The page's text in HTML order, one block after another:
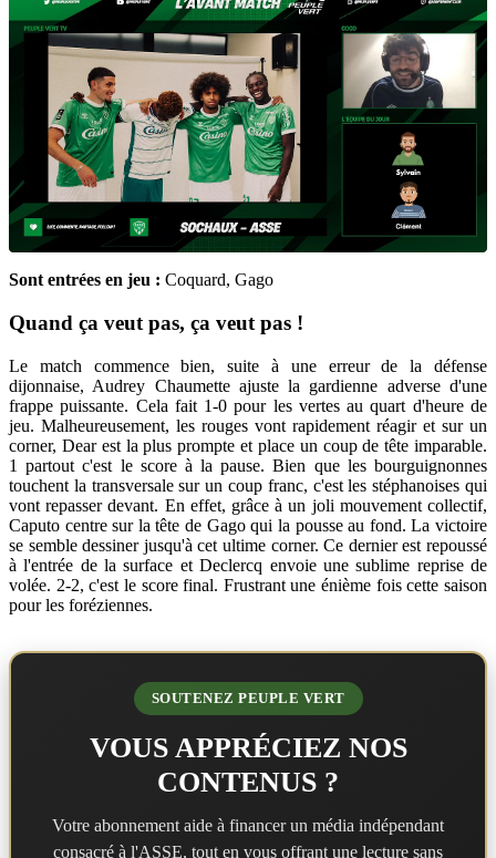
Sont entrées en jeu : Coquard, Gago
Quand ça veut pas, ça veut pas !
Le match commence bien, suite à une erreur de la défense
dijonnaise, Audrey Chaumette ajuste la gardienne adverse d'une
frappe puissante. Cela fait 1-0 pour les vertes au quart d'heure de
jeu. Malheureusement, les rouges vont rapidement réagir et sur un
corner, Dear est la plus prompte et place un coup de tête imparable.
1 partout c'est le score à la pause. Bien que les bourguignonnes
touchent la transversale sur un coup franc, c'est les stéphanoises qui
vont repasser devant. En effet, grâce à un joli mouvement collectif,
Caputo centre sur la tête de Gago qui la pousse au fond. La victoire
se semble dessiner jusqu'à cet ultime corner. Ce dernier est repoussé
à l'entrée de la surface et Declercq envoie une sublime reprise de
volée. 2-2, c'est le score final. Frustrant une énième fois cette saison
pour les foréziennes.
SOUTENEZ PEUPLE VERT
VOUS APPRÉCIEZ NOS
CONTENUS ?
Votre abonnement aide à financer un média indépendant
consacré à l'ASSE, tout en vous offrant une lecture sans